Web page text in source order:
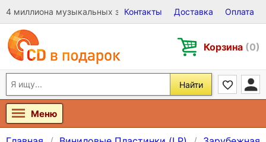
4 миллиона музыкальных записей на Виниле, CD и DVD
Контакты Доставка Оплата
Корзина (0)
Найти
Меню